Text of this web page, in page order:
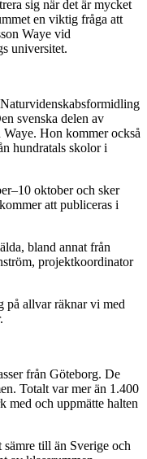
sig när det är mycket
en viktig fråga att
Waye vid
universitet.
svenska delen av
Hon kommer också
hundratals skolor i
oktober och sker
att publiceras i
bland annat från
projektkoordinator
på allvar räknar vi med
från Göteborg. De
Totalt var mer än 1.400
med och uppmätte halten
till än Sverige och